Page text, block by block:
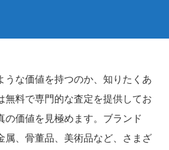
うな価値を持つのか、知りたくあ
無料で専門的な査定を提供してお
の価値を見極めます。ブランド
属、骨董品、美術品など、さまざ